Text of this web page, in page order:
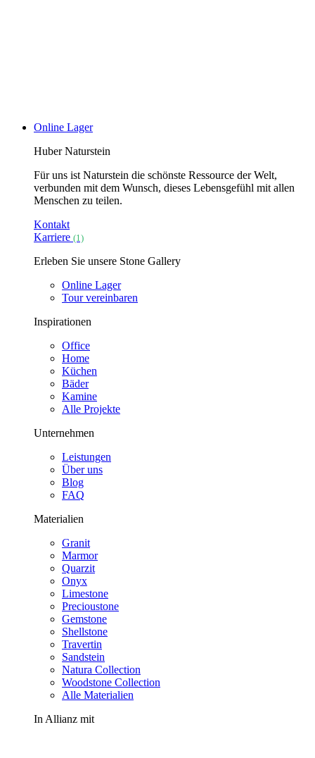
Online Lager
Huber Naturstein
Für uns ist Naturstein die schönste Ressource der Welt,
verbunden mit dem Wunsch, dieses Lebensgefühl mit allen
Menschen zu teilen.
Kontakt
Karriere (1)
Erleben Sie unsere Stone Gallery
Online Lager
Tour vereinbaren
Inspirationen
Office
Home
Küchen
Bäder
Kamine
Alle Projekte
Unternehmen
Leistungen
Über uns
Blog
FAQ
Materialien
Granit
Marmor
Quarzit
Onyx
Limestone
Precioustone
Gemstone
Shellstone
Travertin
Sandstein
Natura Collection
Woodstone Collection
Alle Materialien
In Allianz mit